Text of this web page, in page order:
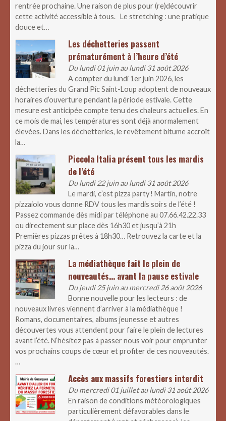
rentrée prochaine. Une raison de plus pour (re)découvrir
cette activité accessible à tous. Le stretching : une pratique
douce et…
Les déchetteries passent
prématurément à l’heure d’été
Du lundi 01 juin au lundi 31 août 2026
A compter du lundi 1er juin 2026, les
déchetteries du Grand Pic Saint-Loup adoptent de nouveaux
horaires d’ouverture pendant la période estivale. Cette
mesure est anticipée compte tenu des chaleurs actuelles. En
ce mois de mai, les températures sont déjà anormalement
élevées. Dans les déchetteries, le revêtement bitume accroît
la…
Piccola Italia présent tous les mardis
de l’été
Du lundi 22 juin au lundi 31 août 2026
Le mardi, c’est pizza party ! Martin, notre
pizzaiolo vous donne RDV tous les mardis soirs de l’été !
Passez commande dès midi par téléphone au 07.66.42.22.33
ou directement sur place dès 16h30 et jusqu’à 21h
Premières pizzas prêtes à 18h30… Retrouvez la carte et la
pizza du jour sur la…
La médiathèque fait le plein de
nouveautés… avant la pause estivale
Du jeudi 25 juin au mercredi 26 août 2026
Bonne nouvelle pour les lecteurs : de
nouveaux livres viennent d’arriver à la médiathèque !
Romans, documentaires, albums jeunesse et autres
découvertes vous attendent pour faire le plein de lectures
avant l’été. N’hésitez pas à passer nous voir pour emprunter
vos prochains coups de cœur et profiter de ces nouveautés.
…
Accès aux massifs forestiers interdit
Du mercredi 01 juillet au lundi 31 août 2026
En raison de conditions météorologiques
particulièrement défavorables dans le